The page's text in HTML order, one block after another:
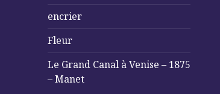
encrier
Fleur
Le Grand Canal à Venise – 1875
– Manet